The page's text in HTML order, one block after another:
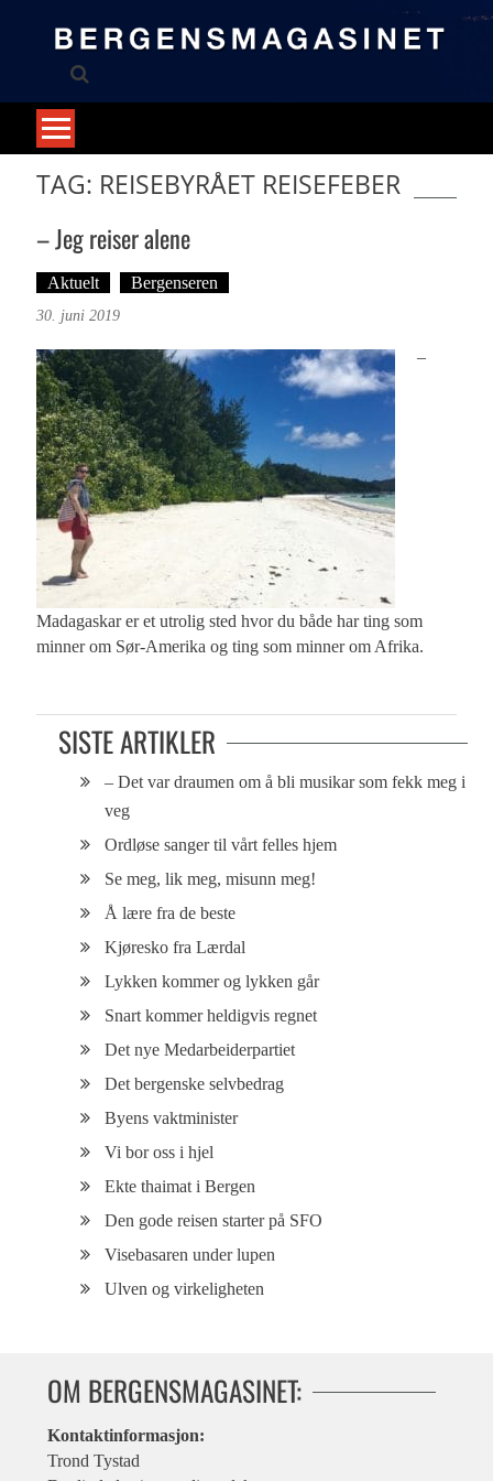
TAG: REISEBYRÅET REISEFEBER
– Jeg reiser alene
Aktuelt Bergenseren
30. juni 2019
–
Madagaskar er et utrolig sted hvor du både har ting som
minner om Sør-Amerika og ting som minner om Afrika.
SISTE ARTIKLER
– Det var draumen om å bli musikar som fekk meg i
veg
Ordløse sanger til vårt felles hjem
Se meg, lik meg, misunn meg!
Å lære fra de beste
Kjøresko fra Lærdal
Lykken kommer og lykken går
Snart kommer heldigvis regnet
Det nye Medarbeiderpartiet
Det bergenske selvbedrag
Byens vaktminister
Vi bor oss i hjel
Ekte thaimat i Bergen
Den gode reisen starter på SFO
Visebasaren under lupen
Ulven og virkeligheten
OM BERGENSMAGASINET:
Kontaktinformasjon:
Trond Tystad